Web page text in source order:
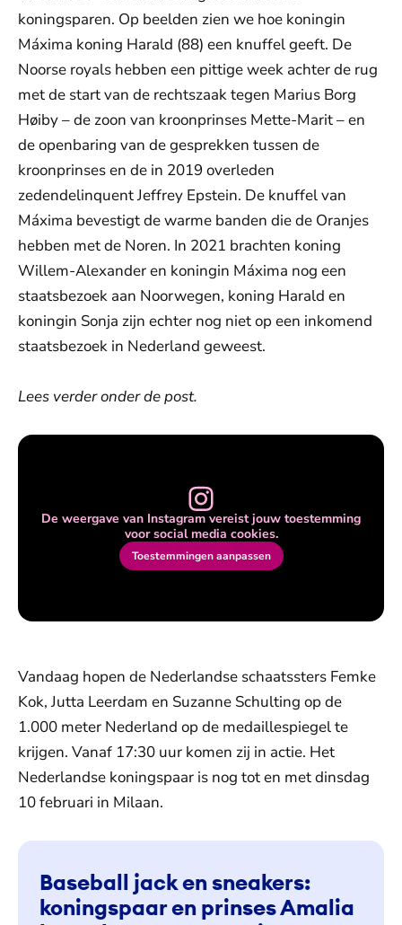
koningsparen. Op beelden zien we hoe koningin
Máxima koning Harald (88) een knuffel geeft. De
Noorse royals hebben een pittige week achter de rug
met de start van de rechtszaak tegen Marius Borg
Høiby – de zoon van kroonprinses Mette-Marit – en
de openbaring van de gesprekken tussen de
kroonprinses en de in 2019 overleden
zedendelinquent Jeffrey Epstein. De knuffel van
Máxima bevestigt de warme banden die de Oranjes
hebben met de Noren. In 2021 brachten koning
Willem-Alexander en koningin Máxima nog een
staatsbezoek aan Noorwegen, koning Harald en
koningin Sonja zijn echter nog niet op een inkomend
staatsbezoek in Nederland geweest.
Lees verder onder de post.
De weergave van Instagram vereist jouw toestemming
voor social media cookies.
Toestemmingen aanpassen
Vandaag hopen de Nederlandse schaatssters Femke
Kok, Jutta Leerdam en Suzanne Schulting op de
1.000 meter Nederland op de medaillespiegel te
krijgen. Vanaf 17:30 uur komen zij in actie. Het
Nederlandse koningspaar is nog tot en met dinsdag
10 februari in Milaan.
Baseball jack en sneakers:
koningspaar en prinses Amalia